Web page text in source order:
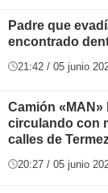
Padre que
encontrado
21:42 / 05 junio
Camión
circulando con
calles de
20:27 / 05 junio